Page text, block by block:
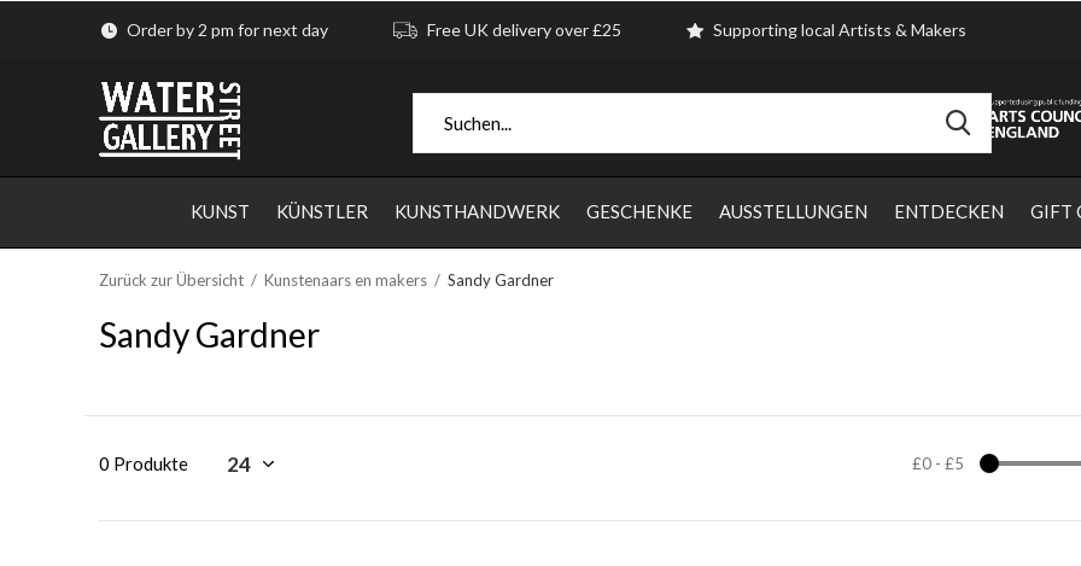
KUNST KÜNSTLER KUNSTHANDWERK GESCHENKE AUSSTELLUNGEN ENTDECKEN GIFT
Order by 2 pm for next day Free UK delivery over £25 Supporting local Artists & Makers
Zurück zur Übersicht Kunstenaars en makers Sandy Gardner
Sandy Gardner
0 Produkte £0- £5